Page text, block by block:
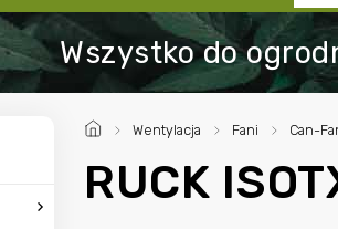
/ Wentylacja / Fani / Can-
RUCK